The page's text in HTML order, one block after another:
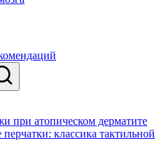
при атопическом дерматите
классика тактильной